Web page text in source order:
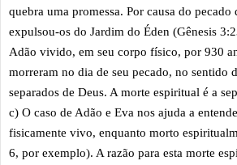
quebra uma promessa. Por causa do
expulsou-os do Jardim do Éden (Gênesis
Adão vivido, em seu corpo físico, por 930
morreram no dia de seu pecado, no sentido
separados de Deus. A morte espiritual é a
c) O caso de Adão e Eva nos ajuda a
fisicamente vivo, enquanto morto
6, por exemplo). A razão para esta morte